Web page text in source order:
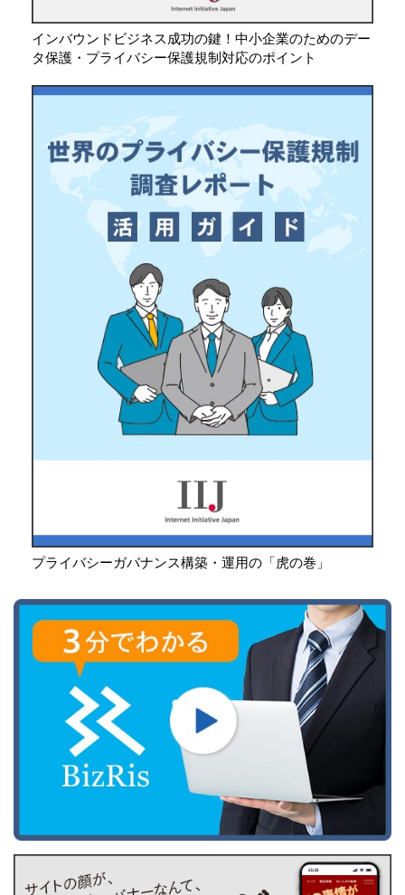
インバウンドビジネス成功の鍵！中小企業のためのデー
タ保護・プライバシー保護規制対応のポイント
プライバシーガバナンス構築・運用の「虎の巻」